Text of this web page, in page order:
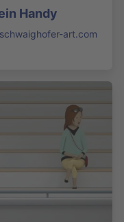
Handy
art.com